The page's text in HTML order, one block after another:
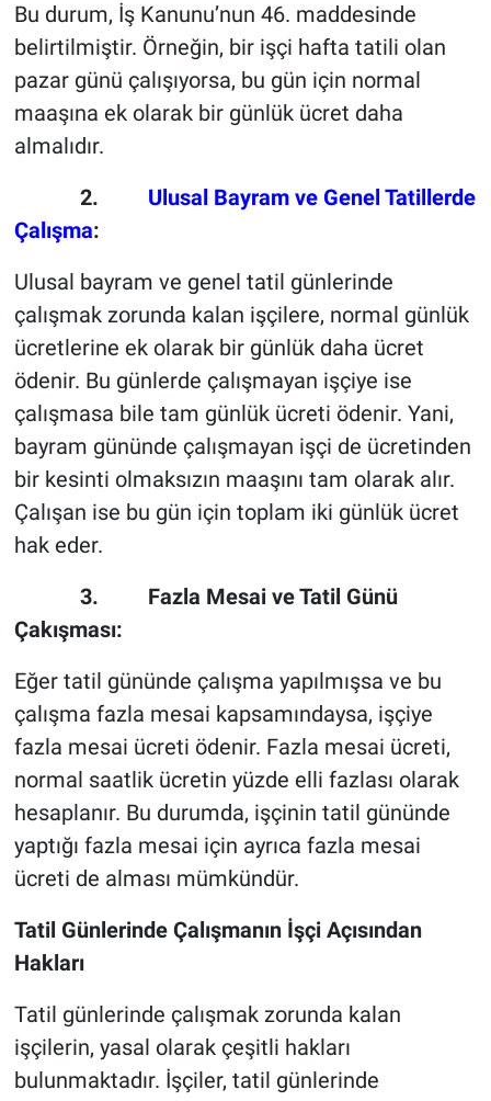
Bu durum, İş Kanunu’nun 46. maddesinde
belirtilmiştir. Örneğin, bir işçi hafta tatili olan
pazar günü çalışıyorsa, bu gün için normal
maaşına ek olarak bir günlük ücret daha
almalıdır.
2. Ulusal Bayram ve Genel Tatillerde
Çalışma:
Ulusal bayram ve genel tatil günlerinde
çalışmak zorunda kalan işçilere, normal günlük
ücretlerine ek olarak bir günlük daha ücret
ödenir. Bu günlerde çalışmayan işçiye ise
çalışmasa bile tam günlük ücreti ödenir. Yani,
bayram gününde çalışmayan işçi de ücretinden
bir kesinti olmaksızın maaşını tam olarak alır.
Çalışan ise bu gün için toplam iki günlük ücret
hak eder.
3. Fazla Mesai ve Tatil Günü
Çakışması:
Eğer tatil gününde çalışma yapılmışsa ve bu
çalışma fazla mesai kapsamındaysa, işçiye
fazla mesai ücreti ödenir. Fazla mesai ücreti,
normal saatlik ücretin yüzde elli fazlası olarak
hesaplanır. Bu durumda, işçinin tatil gününde
yaptığı fazla mesai için ayrıca fazla mesai
ücreti de alması mümkündür.
Tatil Günlerinde Çalışmanın İşçi Açısından
Hakları
Tatil günlerinde çalışmak zorunda kalan
işçilerin, yasal olarak çeşitli hakları
bulunmaktadır. İşçiler, tatil günlerinde